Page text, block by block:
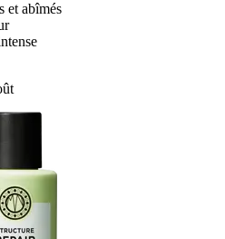
et abîmés